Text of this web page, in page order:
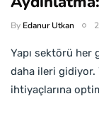
By Edanur Utkan
Yapı sektörü her
daha ileri gidiyor.
ihtiyaçlarına